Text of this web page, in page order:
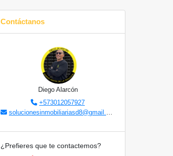
Contáctanos
Diego Alarcón
+573012057927
solucionesinmobiliariasd8@gmail.com
¿Prefieres que te contactemos?